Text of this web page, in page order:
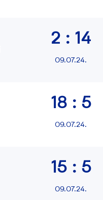
2 : 14
09.07.24.
18 : 5
09.07.24.
15 : 5
09.07.24.